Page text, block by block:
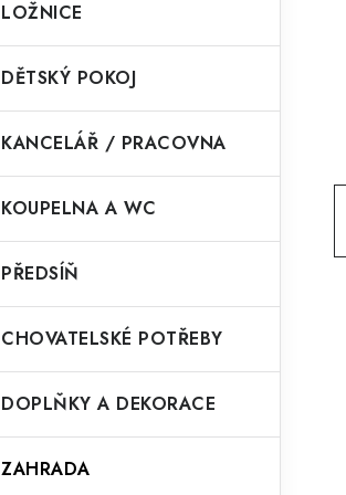
LOŽNICE
DĚTSKÝ POKOJ
KANCELÁŘ / PRACOVNA
KOUPELNA A WC
PŘEDSÍŇ
CHOVATELSKÉ POTŘEBY
DOPLŇKY A DEKORACE
ZAHRADA